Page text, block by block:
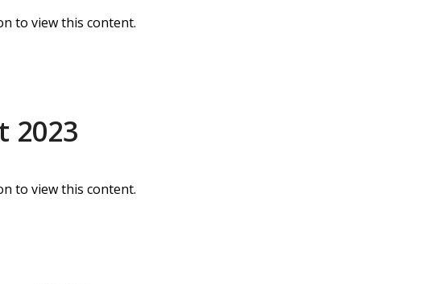
to view this content.
2023
to view this content.